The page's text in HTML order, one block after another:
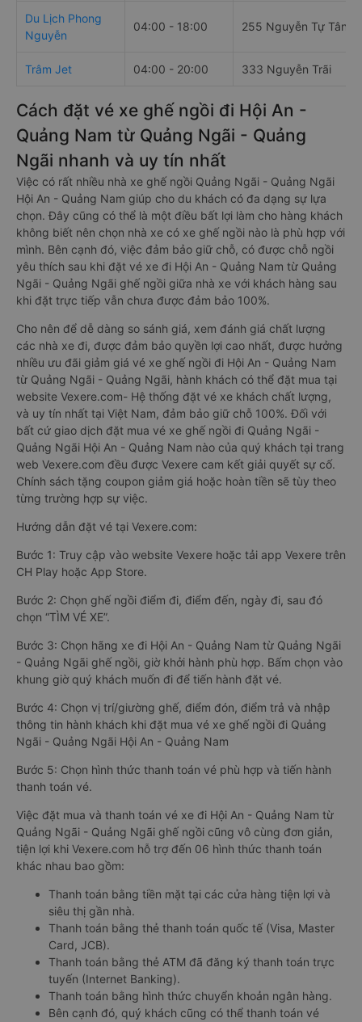
Du Lịch Phong
Nguyễn
04:00 - 18:00 255 Nguyễn Tự Tân
Trâm Jet 04:00 - 20:00 333 Nguyễn Trãi
Cách đặt vé xe ghế ngồi đi Hội An -
Quảng Nam từ Quảng Ngãi - Quảng
Ngãi nhanh và uy tín nhất
Việc có rất nhiều nhà xe ghế ngồi Quảng Ngãi - Quảng Ngãi
Hội An - Quảng Nam giúp cho du khách có đa dạng sự lựa
chọn. Đây cũng có thể là một điều bất lợi làm cho hàng khách
không biết nên chọn nhà xe có xe ghế ngồi nào là phù hợp với
mình. Bên cạnh đó, việc đảm bảo giữ chỗ, có được chỗ ngồi
yêu thích sau khi đặt vé xe đi Hội An - Quảng Nam từ Quảng
Ngãi - Quảng Ngãi ghế ngồi giữa nhà xe với khách hàng sau
khi đặt trực tiếp vẫn chưa được đảm bảo 100%.
Cho nên để dễ dàng so sánh giá, xem đánh giá chất lượng
các nhà xe đi, được đảm bảo quyền lợi cao nhất, được hưởng
nhiều ưu đãi giảm giá vé xe ghế ngồi đi Hội An - Quảng Nam
từ Quảng Ngãi - Quảng Ngãi, hành khách có thể đặt mua tại
website Vexere.com- Hệ thống đặt vé xe khách chất lượng,
và uy tín nhất tại Việt Nam, đảm bảo giữ chỗ 100%. Đối với
bất cứ giao dịch đặt mua vé xe ghế ngồi đi Quảng Ngãi -
Quảng Ngãi Hội An - Quảng Nam nào của quý khách tại trang
web Vexere.com đều được Vexere cam kết giải quyết sự cố.
Chính sách tặng coupon giảm giá hoặc hoàn tiền sẽ tùy theo
từng trường hợp sự việc.
Hướng dẫn đặt vé tại Vexere.com:
Bước 1: Truy cập vào website Vexere hoặc tải app Vexere trên
CH Play hoặc App Store.
Bước 2: Chọn ghế ngồi điểm đi, điểm đến, ngày đi, sau đó
chọn “TÌM VÉ XE”.
Bước 3: Chọn hãng xe đi Hội An - Quảng Nam từ Quảng Ngãi
- Quảng Ngãi ghế ngồi, giờ khởi hành phù hợp. Bấm chọn vào
khung giờ quý khách muốn đi để tiến hành đặt vé.
Bước 4: Chọn vị trí/giường ghế, điểm đón, điểm trả và nhập
thông tin hành khách khi đặt mua vé xe ghế ngồi đi Quảng
Ngãi - Quảng Ngãi Hội An - Quảng Nam
Bước 5: Chọn hình thức thanh toán vé phù hợp và tiến hành
thanh toán vé.
Việc đặt mua và thanh toán vé xe đi Hội An - Quảng Nam từ
Quảng Ngãi - Quảng Ngãi ghế ngồi cũng vô cùng đơn giản,
tiện lợi khi Vexere.com hỗ trợ đến 06 hình thức thanh toán
khác nhau bao gồm:
Thanh toán bằng tiền mặt tại các cửa hàng tiện lợi và
siêu thị gần nhà.
Thanh toán bằng thẻ thanh toán quốc tế (Visa, Master
Card, JCB).
Thanh toán bằng thẻ ATM đã đăng ký thanh toán trực
tuyến (Internet Banking).
Thanh toán bằng hình thức chuyển khoản ngân hàng.
Bên cạnh đó, quý khách cũng có thể thanh toán vé